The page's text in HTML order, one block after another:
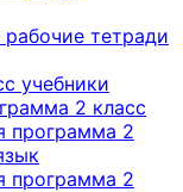
тетради
учебники
2 класс
программа 2
программа 2